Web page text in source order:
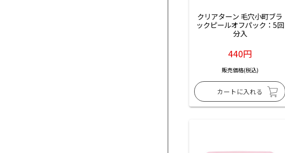
クリアターン 毛穴小町ブラ
ックピールオフパック：5回
分入
440円
販売価格(税込)